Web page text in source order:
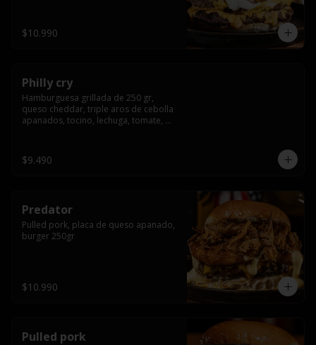
$10.990
Philly cry
Hamburguesa grillada de 250 gr,
queso cheddar, triple aros de cebolla
apanados, tocino, lechuga, tomate,
$9.490
Predator
Pulled pork, placa de queso apanado,
burger 250gr
$10.990
Pulled pork